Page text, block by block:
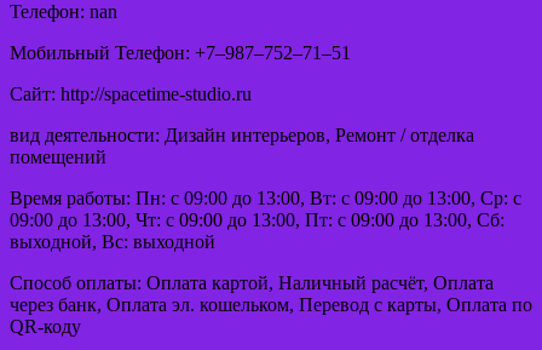
Телефон: nan
Мобильный Телефон: +7‒987‒752‒71‒51
Сайт: http://spacetime-studio.ru
вид деятельности: Дизайн интерьеров, Ремонт / отделка
помещений
Время работы: Пн: с 09:00 до 13:00, Вт: с 09:00 до 13:00, Ср: с
09:00 до 13:00, Чт: с 09:00 до 13:00, Пт: с 09:00 до 13:00, Сб:
выходной, Вс: выходной
Способ оплаты: Оплата картой, Наличный расчёт, Оплата
через банк, Оплата эл. кошельком, Перевод с карты, Оплата по
QR-коду